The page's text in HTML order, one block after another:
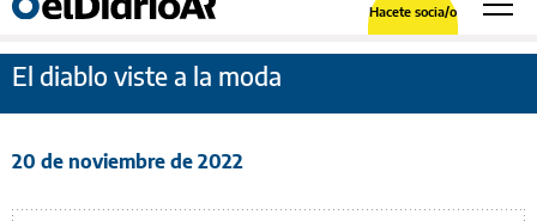
Hacete socia/o
El diablo viste a la moda
20 de noviembre de 2022